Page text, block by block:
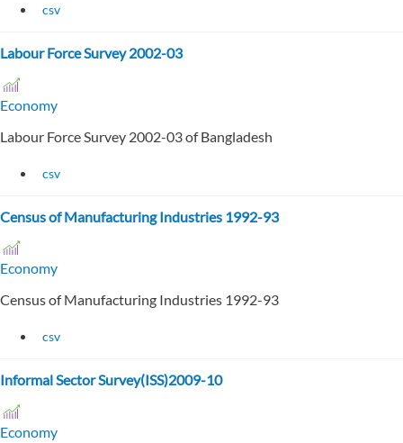
csv
Labour Force Survey 2002-03
Economy
Labour Force Survey 2002-03 of Bangladesh
csv
Census of Manufacturing Industries 1992-93
Economy
Census of Manufacturing Industries 1992-93
csv
Informal Sector Survey(ISS)2009-10
Economy